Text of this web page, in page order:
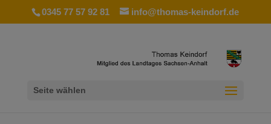
0345 77 57 92 81 info@thomas-keindorf.de
Seite wählen